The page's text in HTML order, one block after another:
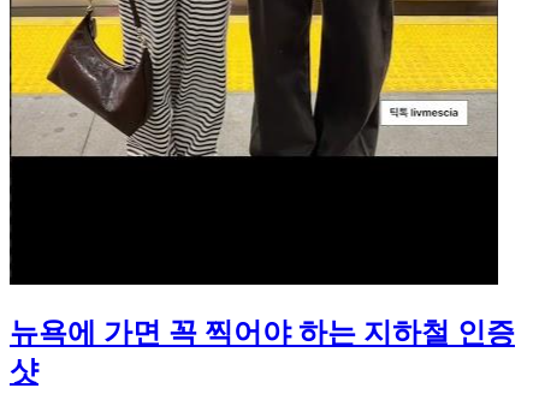
뉴욕에 가면 꼭 찍어야 하는 지하철 인증
샷